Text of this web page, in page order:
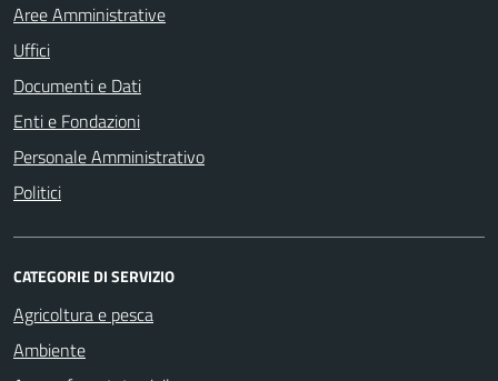
Aree Amministrative
Uffici
Documenti e Dati
Enti e Fondazioni
Personale Amministrativo
Politici
CATEGORIE DI SERVIZIO
Agricoltura e pesca
Ambiente